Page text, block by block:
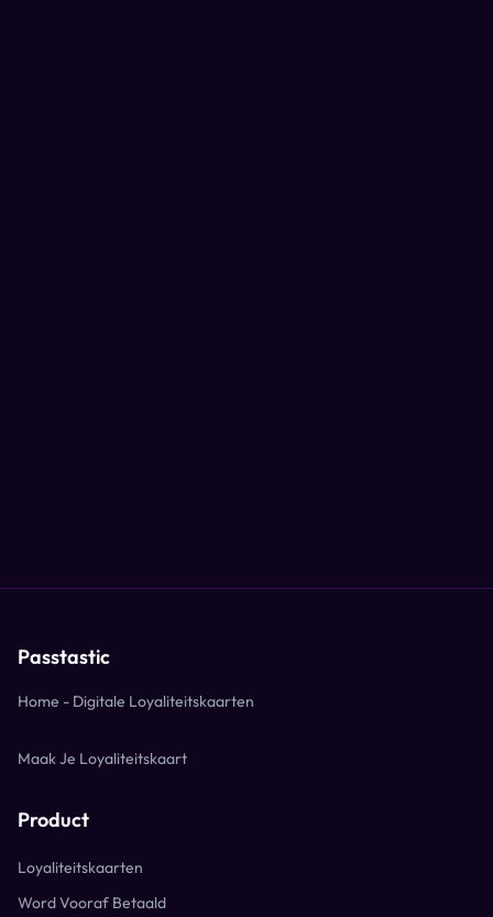
Passtastic
Home - Digitale Loyaliteitskaarten
Maak Je Loyaliteitskaart
Product
Loyaliteitskaarten
Word Vooraf Betaald